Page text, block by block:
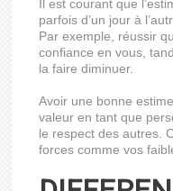
Il est courant que
parfois d’un jour à
Par exemple, réussir
confiance en vous,
la faire diminuer.
Avoir une bonne
valeur en tant que
le respect des autres.
forces comme vos